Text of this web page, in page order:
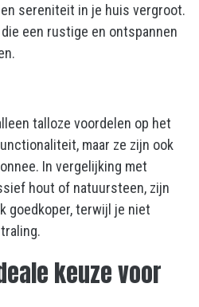
sereniteit in je huis vergroot.
een rustige en ontspannen
talloze voordelen op het
maar ze zijn ook
In vergelijking met
hout of natuursteen, zijn
goedkoper, terwijl je niet
keuze voor